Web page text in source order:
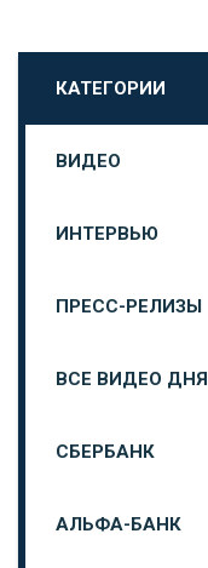
КАТЕГОРИИ
ВИДЕО
ИНТЕРВЬЮ
ПРЕСС-РЕЛИЗЫ
ВСЕ ВИДЕО ДНЯ
СБЕРБАНК
АЛЬФА-БАНК